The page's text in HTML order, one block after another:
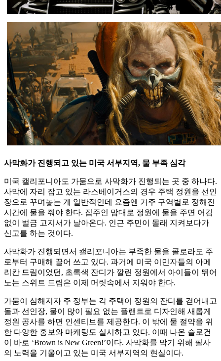
사막화가 진행되고 있는 미국 서부지역, 물 부족 심각
미국 캘리포니아도 가뭄으로 사막화가 진행되는 곳 중 하나다.
사막에 자리 잡고 있는 라스베이거스의 경우 주택 정원을 선인
장으로 꾸며놓는 게 일반적인데 요즘엔 거주 구역별로 정해진
시간에 물을 줘야 한다. 집주인 맘대로 정원에 물을 주면 어김
없이 벌금 고지서가 날아온다. 인근 주민이 몰래 지켜보다가
신고를 하는 것이다.
사막화가 진행되면서 캘리포니아는 부족한 물을 콜로라도 주
로부터 구매해 끌어 쓰고 있다. 과거에 미국 이민자들의 아메
리칸 드림이었던, 초록색 잔디가 깔린 정원에서 아이들이 뛰어
노는 스위트 드림은 이제 머릿속에서 지워야 한다.
가뭄이 심해지자 주 정부는 각 주택이 정원의 잔디를 걷어내고
돌과 선인장, 물이 많이 필요 없는 플랜트로 디자인해 새롭게
정원 공사를 하면 인센티브를 제공한다. 이 밖에 물 절약을 위
한 다양한 홍보와 마케팅도 실시하고 있다. 이때 나온 슬로건
이 바로 ‘Brown is New Green!’이다. 사막화를 막기 위해 필사
의 노력을 기울이고 있는 미국 서부지역의 현실이다.